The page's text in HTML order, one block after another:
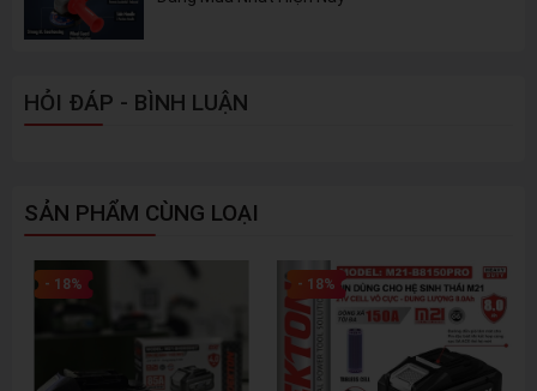
HỎI ĐÁP - BÌNH LUẬN
SẢN PHẨM CÙNG LOẠI
- 18% - 18%